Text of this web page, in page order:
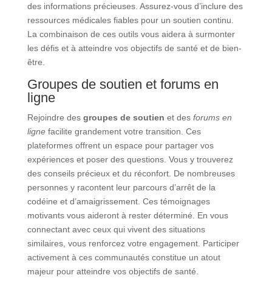
des informations précieuses. Assurez-vous d’inclure des
ressources médicales fiables pour un soutien continu.
La combinaison de ces outils vous aidera à surmonter
les défis et à atteindre vos objectifs de santé et de bien-
être.
Groupes de soutien et forums en
ligne
Rejoindre des groupes de soutien et des forums en
lignefacilite grandement votre transition. Ces
plateformes offrent un espace pour partager vos
expériences et poser des questions. Vous y trouverez
des conseils précieux et du réconfort. De nombreuses
personnes y racontent leur parcours d’arrêt de la
codéine et d’amaigrissement. Ces témoignages
motivants vous aideront à rester déterminé. En vous
connectant avec ceux qui vivent des situations
similaires, vous renforcez votre engagement. Participer
activement à ces communautés constitue un atout
majeur pour atteindre vos objectifs de santé.